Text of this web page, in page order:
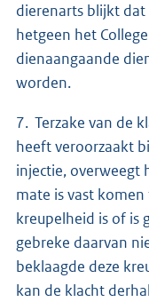
dierenarts blijkt dat
hetgeen het
dienaangaande
worden.
7. Terzake van de
heeft veroorzaakt
injectie, overweegt
mate is vast
kreupelheid is of is
gebreke daarvan
beklaagde deze
kan de klacht